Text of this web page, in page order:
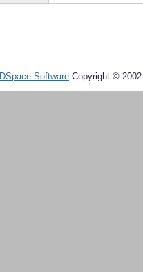
DSpace Software Copyright ©